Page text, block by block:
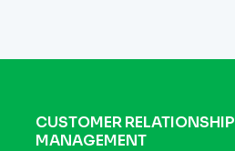
CUSTOMER RELATIONSHIP
MANAGEMENT